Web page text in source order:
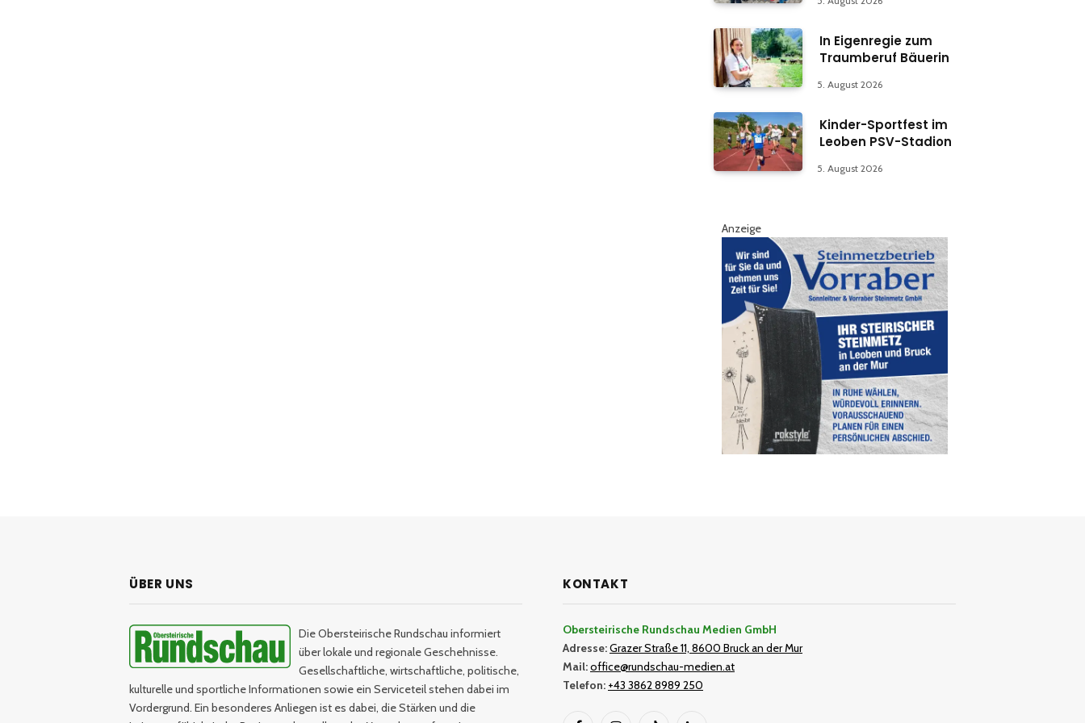
In Eigenregie zum
Traumberuf Bäuerin
5. August 2026
Kinder-Sportfest im
Leoben PSV-Stadion
5. August 2026
Anzeige
ÜBER UNS
Die Obersteirische Rundschau informiert
über lokale und regionale Geschehnisse.
Gesellschaftliche, wirtschaftliche, politische,
kulturelle und sportliche Informationen sowie ein Serviceteil stehen dabei im
Vordergrund. Ein besonderes Anliegen ist es dabei, die Stärken und die
KONTAKT
Obersteirische Rundschau Medien GmbH
Adresse:Grazer Straße 11, 8600 Bruck an der Mur
Mail:office@rundschau-medien.at
Telefon: +43 3862 8989 250